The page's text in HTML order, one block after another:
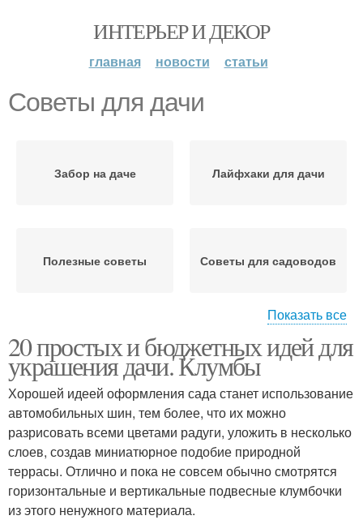
ИНТЕРЬЕР И ДЕКОР
главная новости статьи
Советы для дачи
Забор на даче Лайфхаки для дачи
Полезные советы Советы для садоводов
Идеи для дачи Идеи для дач
Отдых на даче
Показать все
20 простых и бюджетных идей для
украшения дачи. Клумбы
Хорошей идеей оформления сада станет использование
автомобильных шин, тем более, что их можно
разрисовать всеми цветами радуги, уложить в несколько
слоев, создав миниатюрное подобие природной
террасы. Отлично и пока не совсем обычно смотрятся
горизонтальные и вертикальные подвесные клумбочки
из этого ненужного материала.